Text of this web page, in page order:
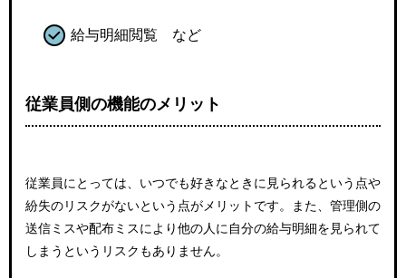
給与明細閲覧 など
従業員側の機能のメリット
従業員にとっては、いつでも好きなときに見られるという点や
紛失のリスクがないという点がメリットです。また、管理側の
送信ミスや配布ミスにより他の人に自分の給与明細を見られて
しまうというリスクもありません。